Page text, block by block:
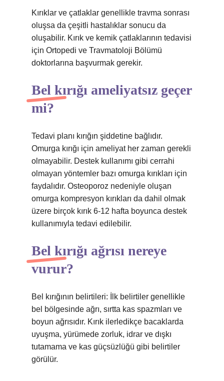
Kırıklar ve çatlaklar genellikle travma sonrası
oluşsa da çeşitli hastalıklar sonucu da
oluşabilir. Kırık ve kemik çatlaklarının tedavisi
için Ortopedi ve Travmatoloji Bölümü
doktorlarına başvurmak gerekir.
Bel kırığı ameliyatsız geçer
mi?
Tedavi planı kırığın şiddetine bağlıdır.
Omurga kırığı için ameliyat her zaman gerekli
olmayabilir. Destek kullanımı gibi cerrahi
olmayan yöntemler bazı omurga kırıkları için
faydalıdır. Osteoporoz nedeniyle oluşan
omurga kompresyon kırıkları da dahil olmak
üzere birçok kırık 6-12 hafta boyunca destek
kullanımıyla tedavi edilebilir.
Bel kırığı ağrısı nereye
vurur?
Bel kırığının belirtileri: İlk belirtiler genellikle
bel bölgesinde ağrı, sırtta kas spazmları ve
boyun ağrısıdır. Kırık ilerledikçe bacaklarda
uyuşma, yürümede zorluk, idrar ve dışkı
tutamama ve kas güçsüzlüğü gibi belirtiler
görülür.